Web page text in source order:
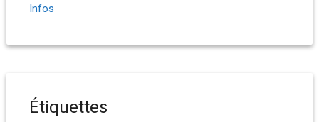
Infos
Étiquettes